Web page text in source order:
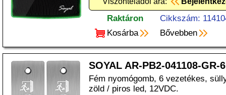
Raktáron
Cikkszám:
Kosárba
Bővebben
SOYAL AR-PB2-041108-GR-6
Fém nyomógomb, 6 vezetékes,
zöld / piros led, 12VDC.